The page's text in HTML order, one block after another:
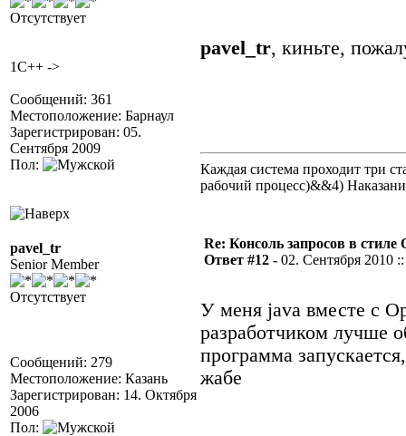
Отсутствует
1C++ ->
Сообщений: 361
Местоположение: Барнаул
Зарегистрирован: 05.
Сентября 2009
Пол:
pavel_tr, киньте,
Каждая система проходит три
рабочий процесс)&&4)
pavel_tr
Senior Member
Отсутствует
Сообщений: 279
Местоположение: Казань
Зарегистрирован: 14. Октября
2006
Пол:
Re: Консоль запросов в стиле
Ответ #12 - 02. Сентября 2010
У меня java вместе с
разработчиком лучше
программа
жабе